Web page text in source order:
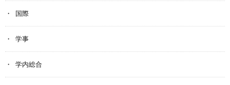
国際
学事
学内総合